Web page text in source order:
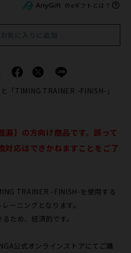
のeギフトとは？
お気に入りに追加
「TIMING TRAINER -FINISH-」
】の​方​向け商品です。​誤って​
対応は​できかねます​ことを​ご了
TRAINER -FINISH-を使用する
ーニングとなります。
ため、経済的です。
公式オンラインストアにてご購